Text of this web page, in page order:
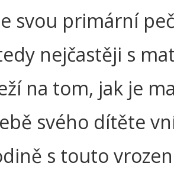
svou primární
nejčastěji s
na tom, jak je
svého dítěte
s touto